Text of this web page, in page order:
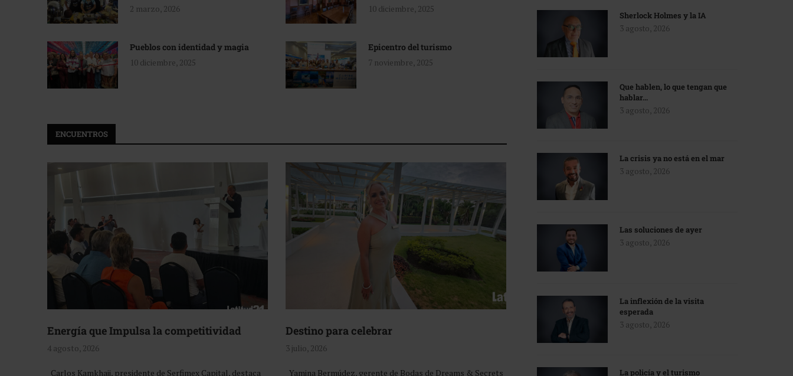
2 marzo, 2026
10 diciembre, 2025
Pueblos con identidad y magia
10 diciembre, 2025
Epicentro del turismo
7 noviembre, 2025
ENCUENTROS
Energía que Impulsa la competitividad
4 agosto, 2026
Carlos Kamkhaji, presidente de Serfimex Capital, destaca
Destino para celebrar
3 julio, 2026
Yamina Bermúdez, gerente de Bodas de Dreams & Secrets
Sherlock Holmes y la IA
3 agosto, 2026
Que hablen, lo que tengan que
hablar…
3 agosto, 2026
La crisis ya no está en el mar
3 agosto, 2026
Las soluciones de ayer
3 agosto, 2026
La inflexión de la visita
esperada
3 agosto, 2026
La policía y el turismo